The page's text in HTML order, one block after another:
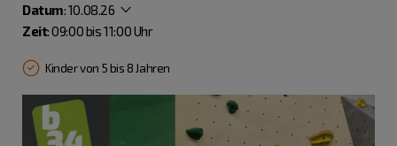
Datum:10.08.26
Zeit: 09:00 bis 11:00 Uhr
Kinder von 5 bis 8 Jahren